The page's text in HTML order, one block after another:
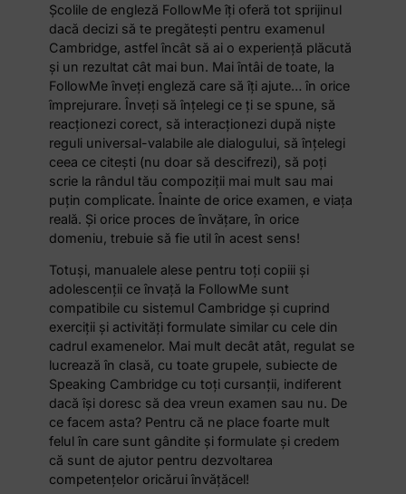
Școlile de engleză FollowMe îți oferă tot sprijinul
dacă decizi să te pregătești pentru examenul
Cambridge, astfel încât să ai o experiență plăcută
și un rezultat cât mai bun. Mai întâi de toate, la
FollowMe înveți engleză care să îți ajute… în orice
împrejurare. Înveți să înțelegi ce ți se spune, să
reacționezi corect, să interacționezi după niște
reguli universal-valabile ale dialogului, să înțelegi
ceea ce citești (nu doar să descifrezi), să poți
scrie la rândul tău compoziții mai mult sau mai
puțin complicate. Înainte de orice examen, e viața
reală. Și orice proces de învățare, în orice
domeniu, trebuie să fie util în acest sens!
Totuși, manualele alese pentru toți copiii și
adolescenții ce învață la FollowMe sunt
compatibile cu sistemul Cambridge și cuprind
exerciții și activități formulate similar cu cele din
cadrul examenelor. Mai mult decât atât, regulat se
lucrează în clasă, cu toate grupele, subiecte de
Speaking Cambridge cu toți cursanții, indiferent
dacă își doresc să dea vreun examen sau nu. De
ce facem asta? Pentru că ne place foarte mult
felul în care sunt gândite și formulate și credem
că sunt de ajutor pentru dezvoltarea
competențelor oricărui învățăcel!